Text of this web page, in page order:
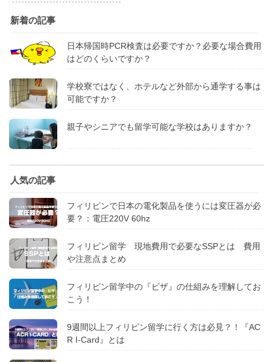
新着の記事
日本帰国時PCR検査は必要ですか？必要な場合費用
はどのくらいですか？
学校寮ではなく、ホテルなど外部から通学する事は
可能ですか？
親子やシニアでも留学可能な学校はありますか？
人気の記事
フィリピンで日本の電化製品を使うには変圧器が必
要？：電圧220V 60hz
フィリピン留学 現地費用で必要なSSPとは 費用
や注意点まとめ
フィリピン留学中の『ビザ』の仕組みを理解してお
こう！
9週間以上フィリピン留学に行く方は必見？！『AC
R I-Card』とは